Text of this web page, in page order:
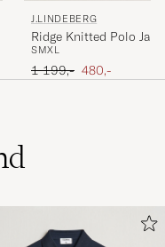
J.LINDEBERG
Ridge Knitted Polo
SMXL
Ordinary pris
1 199,- Nedsat pris
480,-